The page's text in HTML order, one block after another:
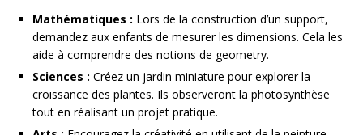
Mathématiques : Lors de la construction d’un support,
demandez aux enfants de mesurer les dimensions. Cela les
aide à comprendre des notions de geometry.
Sciences : Créez un jardin miniature pour explorer la
croissance des plantes. Ils observeront la photosynthèse
tout en réalisant un projet pratique.